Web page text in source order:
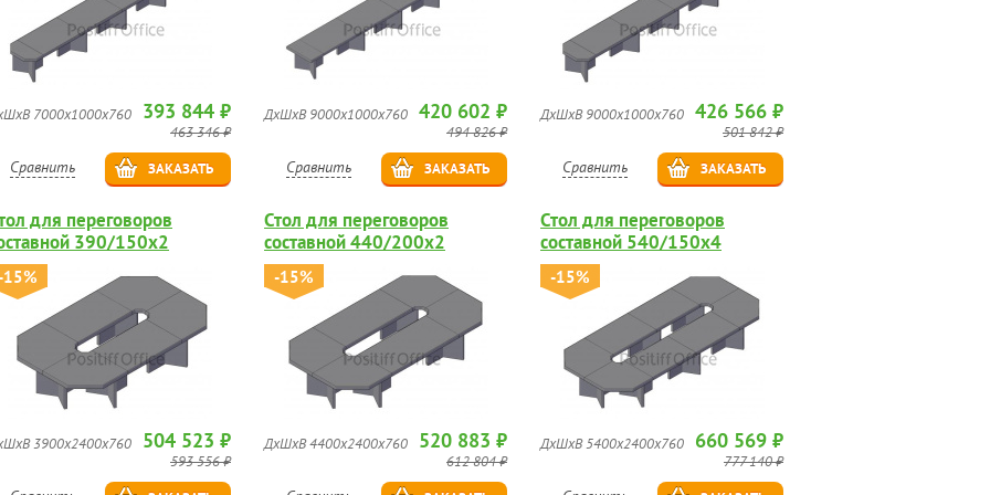
7000х1000х760 393 844 ₽
463 346 ₽
Сравнить ЗАКАЗАТЬ
ДхШхВ 9000х1000х760 420 602 ₽
494 826 ₽
Сравнить ЗАКАЗАТЬ
ДхШхВ 9000х1000х760 426 566 ₽
501 842 ₽
Сравнить ЗАКАЗАТЬ
для переговоров
390/150х2
15%
3900х2400х760 504 523 ₽
593 556 ₽
Стол для переговоров
составной 440/200х2
-15%
ДхШхВ 4400х2400х760 520 883 ₽
612 804 ₽
Стол для переговоров
составной 540/150х4
-15%
ДхШхВ 5400х2400х760 660 569 ₽
777 140 ₽